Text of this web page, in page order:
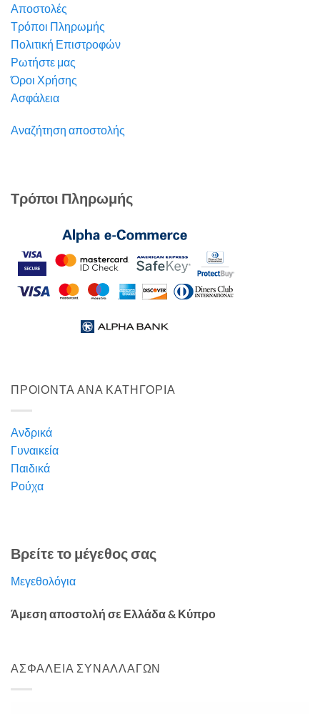
Αποστολές
Τρόποι Πληρωμής
Πολιτική Επιστροφών
Ρωτήστε μας
Όροι Χρήσης
Ασφάλεια
Αναζήτηση αποστολής
Τρόποι Πληρωμής
ΠΡΟΙΟΝΤΑ ΑΝΑ ΚΑΤΗΓΟΡΙΑ
Ανδρικά
Γυναικεία
Παιδικά
Ρούχα
Βρείτε το μέγεθος σας
Μεγεθολόγια
Άμεση αποστολή σε Ελλάδα & Κύπρο
ΑΣΦΑΛΕΙΑ ΣΥΝΑΛΛΑΓΩΝ